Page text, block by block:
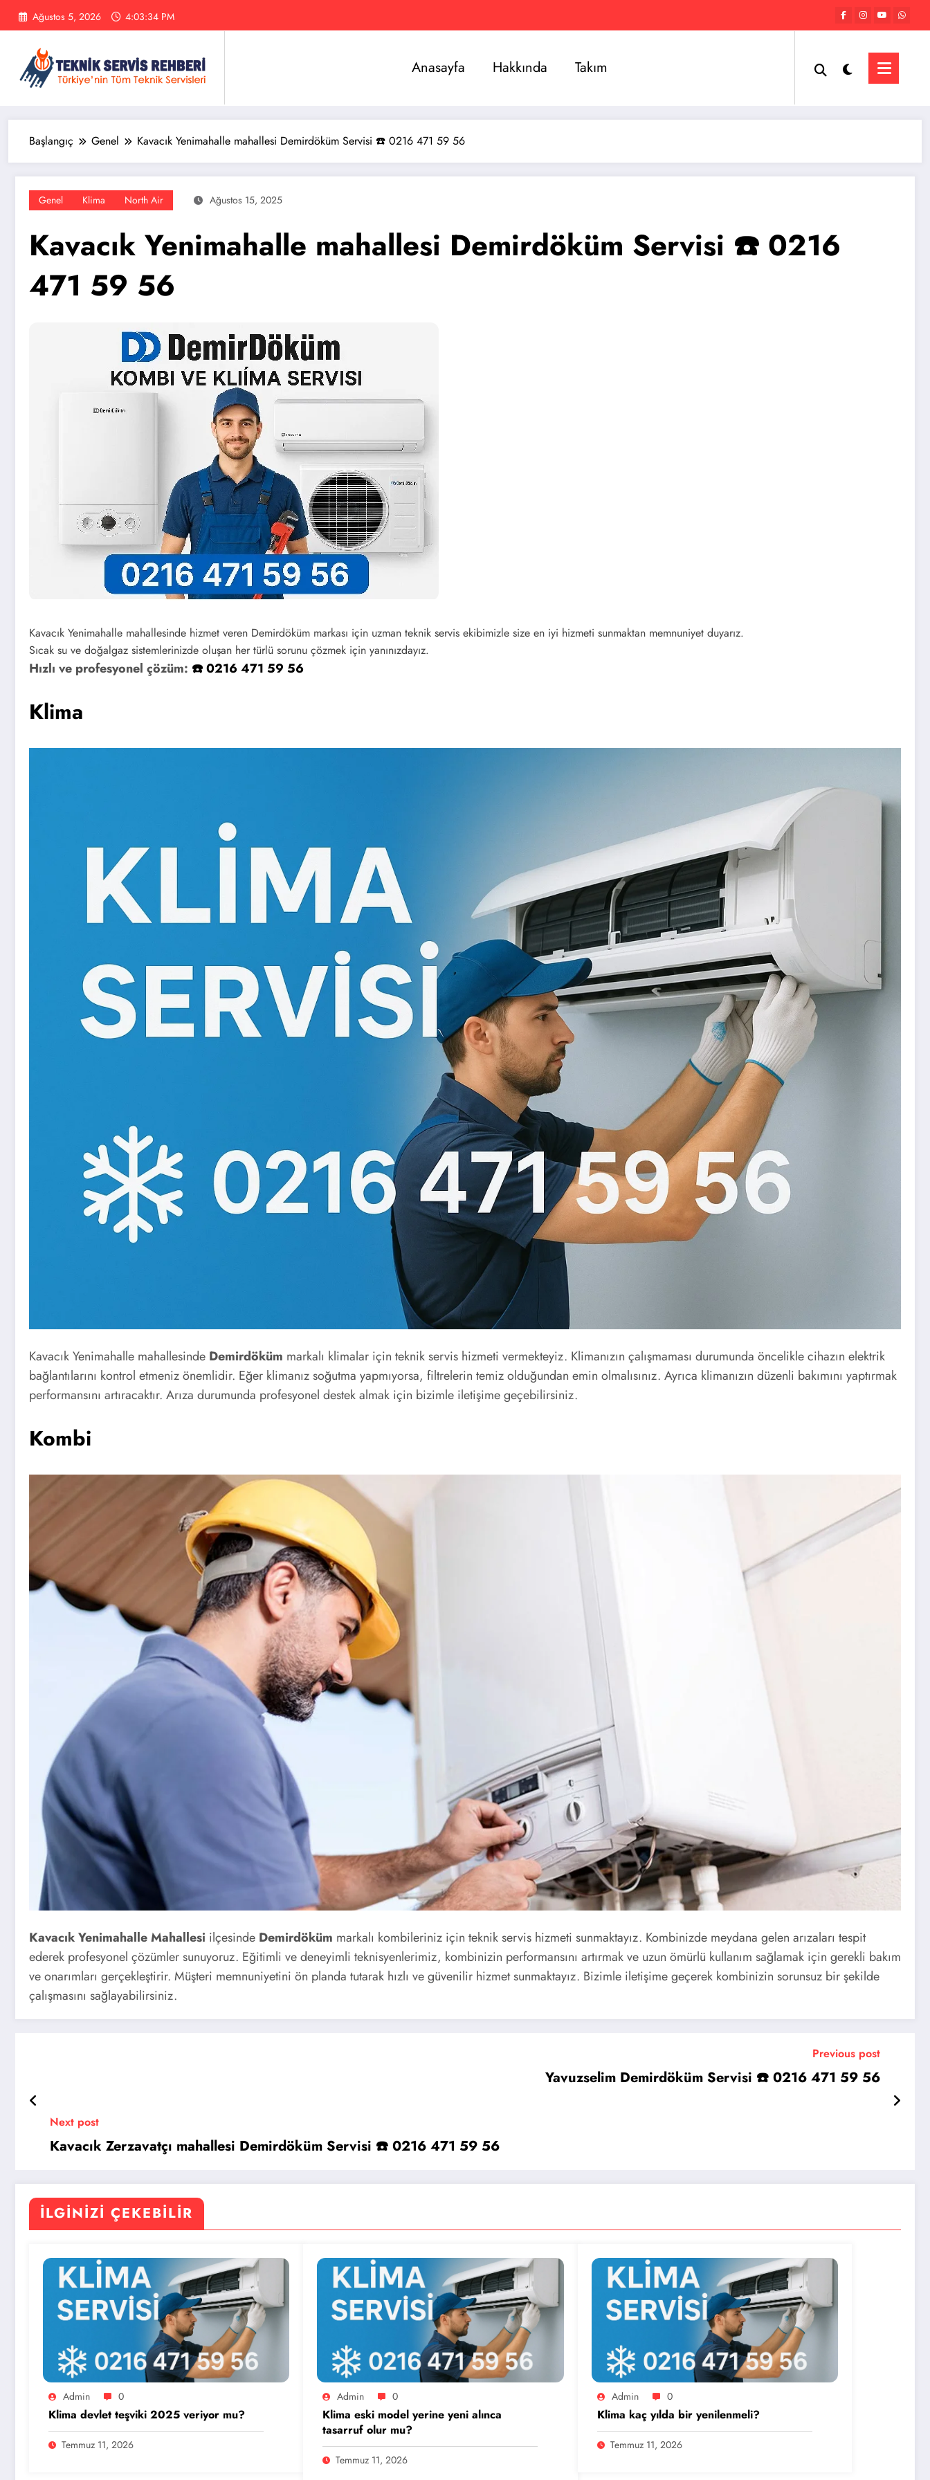
İçeriğe
Ağustos 5, 2026 4:03:35 PM
Anasayfa Hakkında Takım
Başlangıç Genel Kavacık Yenimahalle mahallesi Demirdöküm Servisi ☎️ 0216 471 59 56
Genel Klima North Air Ağustos 15, 2025
Kavacık Yenimahalle mahallesi Demirdöküm Servisi ☎️ 0216
471 59 56
Kavacık Yenimahalle mahallesinde hizmet veren Demirdöküm markası için uzman teknik servis ekibimizle size en iyi hizmeti sunmaktan memnuniyet duyarız.
Sıcak su ve doğalgaz sistemlerinizde oluşan her türlü sorunu çözmek için yanınızdayız.
Hızlı ve profesyonel çözüm: ☎️ 0216 471 59 56
Klima
Kavacık Yenimahalle mahallesinde Demirdöküm markalı klimalar için teknik servis hizmeti vermekteyiz. Klimanızın çalışmaması durumunda öncelikle cihazın elektrik
bağlantılarını kontrol etmeniz önemlidir. Eğer klimanız soğutma yapmıyorsa, filtrelerin temiz olduğundan emin olmalısınız. Ayrıca klimanızın düzenli bakımını yaptırmak
performansını artıracaktır. Arıza durumunda profesyonel destek almak için bizimle iletişime geçebilirsiniz.
Kombi
Kavacık Yenimahalle Mahallesi ilçesinde Demirdöküm markalı kombileriniz için teknik servis hizmeti sunmaktayız. Kombinizde meydana gelen arızaları tespit
ederek profesyonel çözümler sunuyoruz. Eğitimli ve deneyimli teknisyenlerimiz, kombinizin performansını artırmak ve uzun ömürlü kullanım sağlamak için gerekli bakım
ve onarımları gerçekleştirir. Müşteri memnuniyetini ön planda tutarak hızlı ve güvenilir hizmet sunmaktayız. Bizimle iletişime geçerek kombinizin sorunsuz bir şekilde
çalışmasını sağlayabilirsiniz.
Previous post
Yavuzselim Demirdöküm Servisi ☎️ 0216 471 59 56
Next post
Kavacık Zerzavatçı mahallesi Demirdöküm Servisi ☎️ 0216 471 59 56
İLGINIZI ÇEKEBILIR
Admin 0
Klima devlet teşviki 2025 veriyor mu?
Temmuz 11, 2026
Admin 0
Klima eski model yerine yeni alınca
tasarruf olur mu?
Temmuz 11, 2026
Admin 0
Klima kaç yılda bir yenilenmeli?
Temmuz 11, 2026